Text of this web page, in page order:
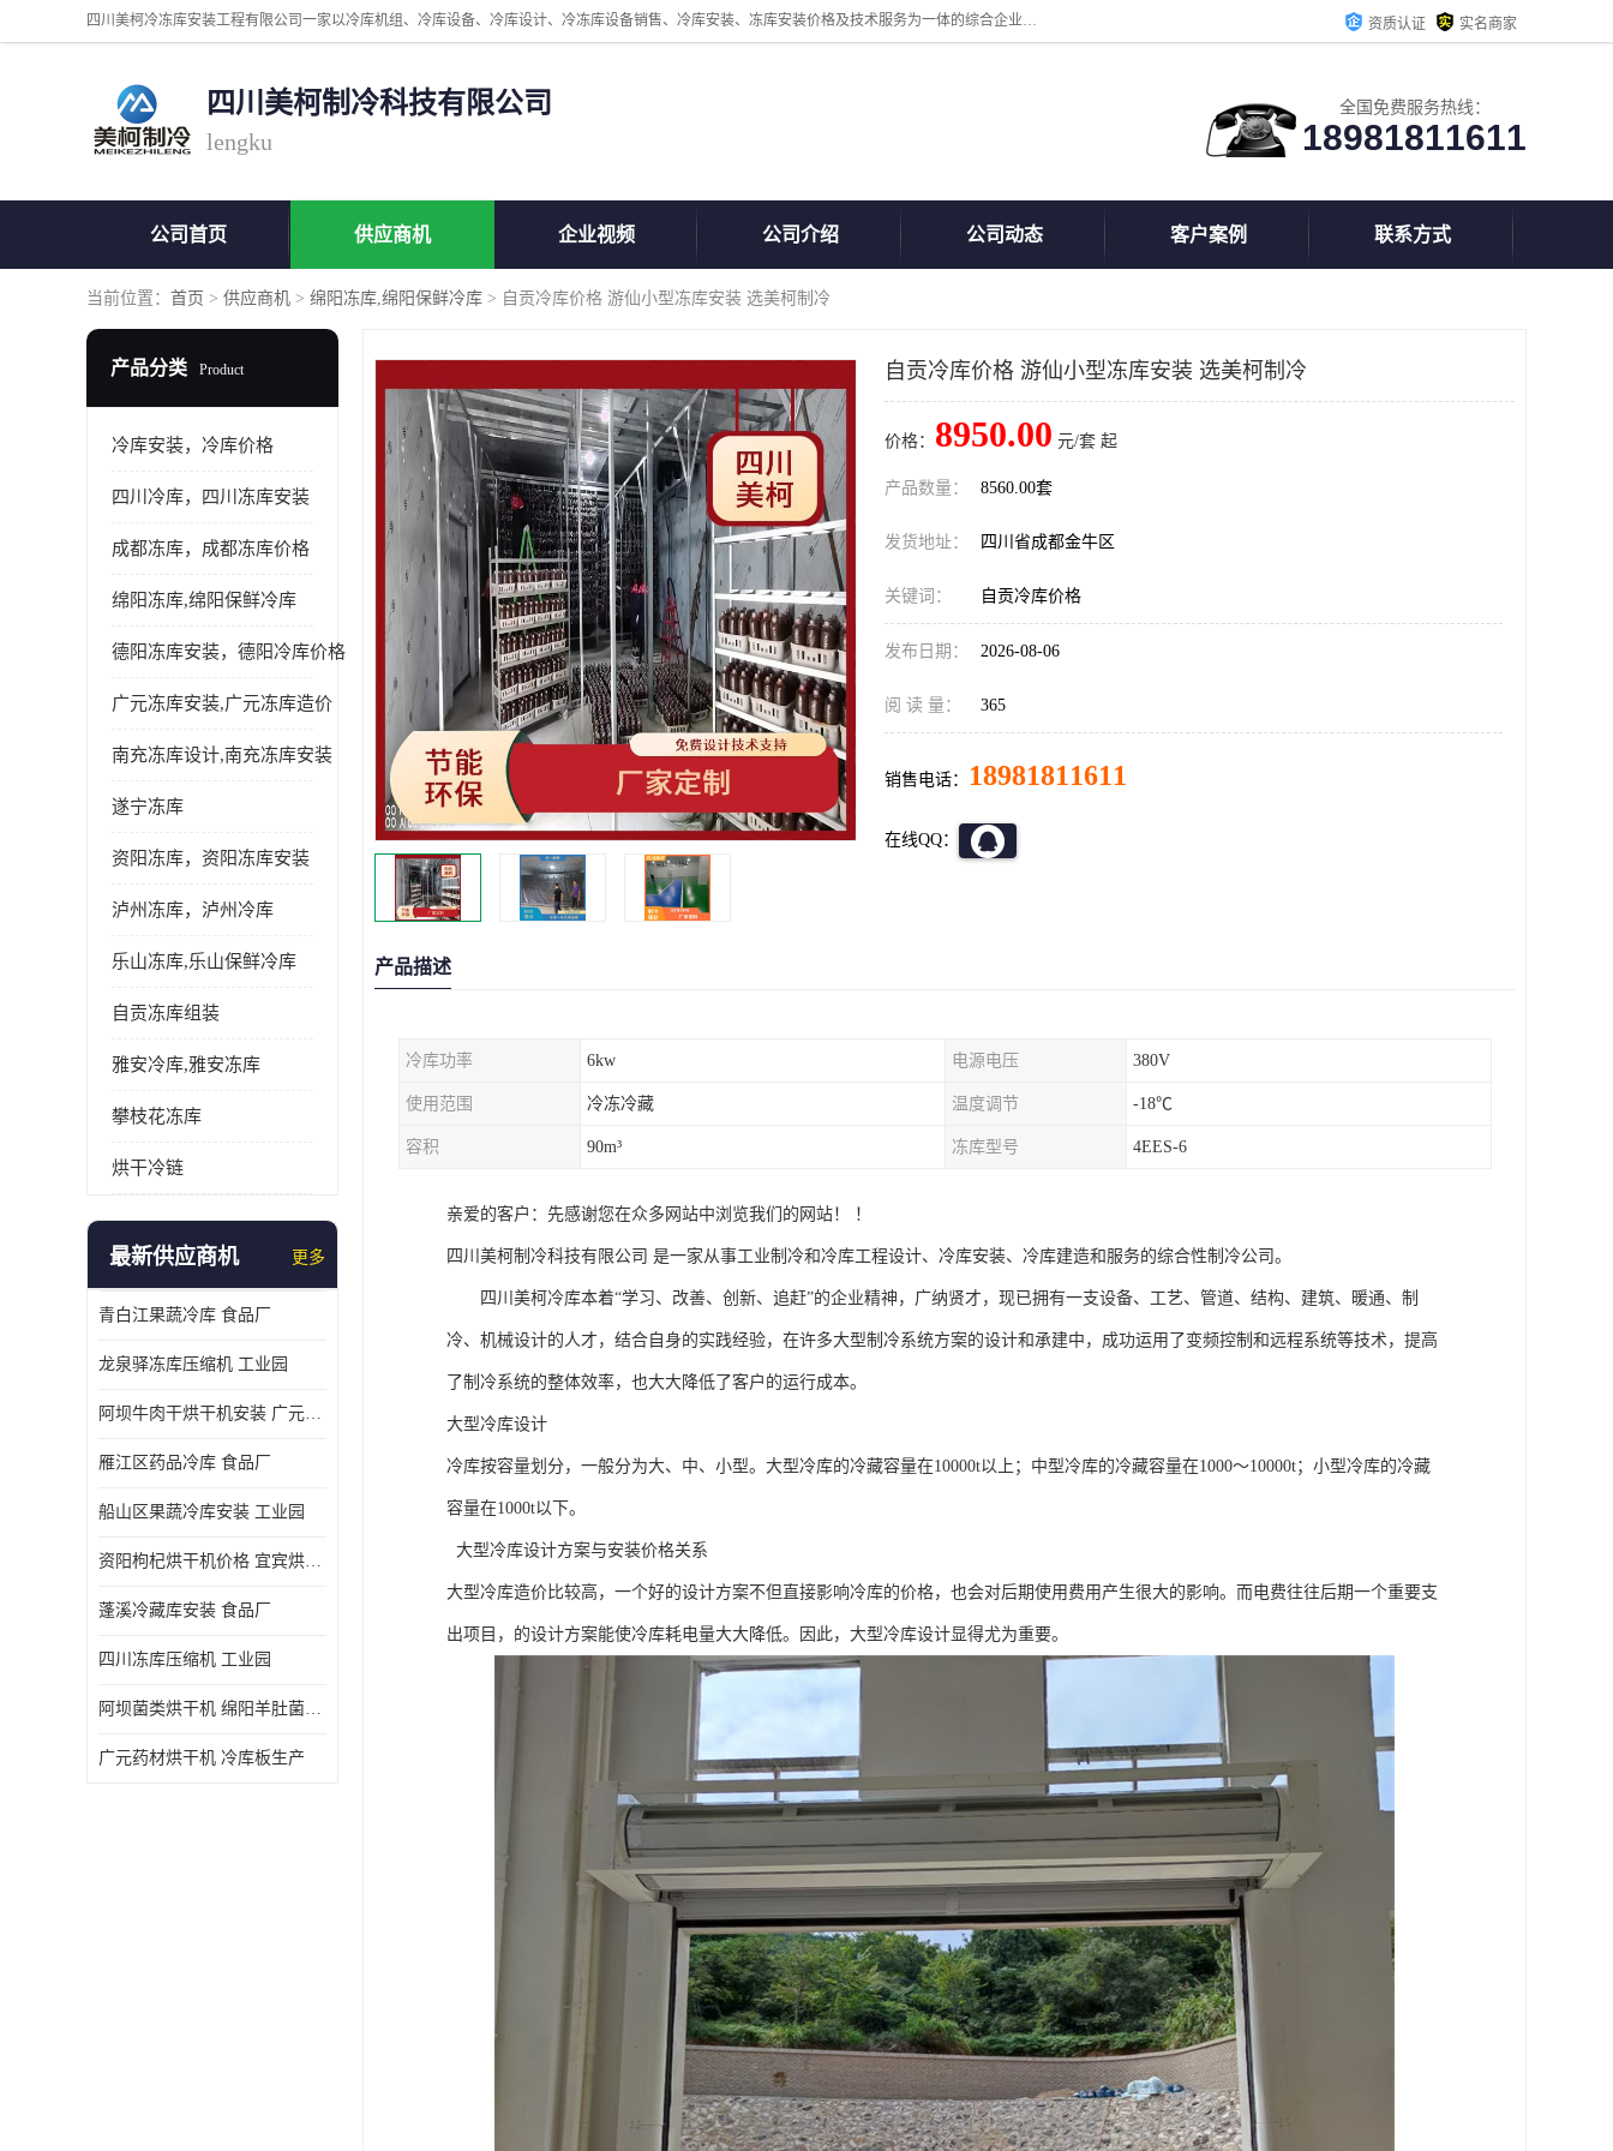
四川美柯冷冻库安装工程有限公司一家以冷库机组、冷库设备、冷库设计、冷冻库设备销售、冷库安装、冻库安装价格及技术服务为一体的综合企业，咨询热线：同等设备材料优惠10% 。公司各种类型安装组合式冷库、冷冻库、冷藏库、气调保鲜库、并提供成套设备供应、安装与调试、维护与维修、技术咨询、操作维修人员技术培训等 资质认证 实名商家
四川美柯制冷科技有限公司
lengku
全国免费服务热线：
18981811611
公司首页 供应商机 企业视频 公司介绍 公司动态 客户案例 联系方式
当前位置： 首页 > 供应商机 > 绵阳冻库,绵阳保鲜冷库 > 自贡冷库价格 游仙小型冻库安装 选美柯制冷
产品分类 Product
冷库安装，冷库价格
四川冷库，四川冻库安装
成都冻库，成都冻库价格
绵阳冻库,绵阳保鲜冷库
德阳冻库安装，德阳冷库价格
广元冻库安装,广元冻库造价
南充冻库设计,南充冻库安装
遂宁冻库
资阳冻库，资阳冻库安装
泸州冻库，泸州冷库
乐山冻库,乐山保鲜冷库
自贡冻库组装
雅安冷库,雅安冻库
攀枝花冻库
烘干冷链
最新供应商机 更多
青白江果蔬冷库 食品厂
龙泉驿冻库压缩机 工业园
阿坝牛肉干烘干机安装 广元牛肉干烘干机 安装造价
雁江区药品冷库 食品厂
船山区果蔬冷库安装 工业园
资阳枸杞烘干机价格 宜宾烘房价格 冷库板生产
蓬溪冷藏库安装 食品厂
四川冻库压缩机 工业园
阿坝菌类烘干机 绵阳羊肚菌烘干机安装 安装造价
广元药材烘干机 冷库板生产
自贡冷库价格 游仙小型冻库安装 选美柯制冷
价格： 8950.00 元/套 起
产品数量： 8560.00套
发货地址： 四川省成都金牛区
关键词： 自贡冷库价格
发布日期： 2026-08-06
阅 读 量： 365
销售电话： 18981811611
在线QQ：
产品描述
冷库功率 6kw 电源电压 380V
使用范围 冷冻冷藏 温度调节 -18℃
容积 90m³ 冻库型号 4EES-6
亲爱的客户：先感谢您在众多网站中浏览我们的网站！ ！
四川美柯制冷科技有限公司 是一家从事工业制冷和冷库工程设计、冷库安装、冷库建造和服务的综合性制冷公司。
四川美柯冷库本着“学习、改善、创新、追赶”的企业精神，广纳贤才，现已拥有一支设备、工艺、管道、结构、建筑、暖通、制
冷、机械设计的人才，结合自身的实践经验，在许多大型制冷系统方案的设计和承建中，成功运用了变频控制和远程系统等技术，提高
了制冷系统的整体效率，也大大降低了客户的运行成本。
大型冷库设计
冷库按容量划分，一般分为大、中、小型。大型冷库的冷藏容量在10000t以上；中型冷库的冷藏容量在1000～10000t；小型冷库的冷藏
容量在1000t以下。
大型冷库设计方案与安装价格关系
大型冷库造价比较高，一个好的设计方案不但直接影响冷库的价格，也会对后期使用费用产生很大的影响。而电费往往后期一个重要支
出项目，的设计方案能使冷库耗电量大大降低。因此，大型冷库设计显得尤为重要。